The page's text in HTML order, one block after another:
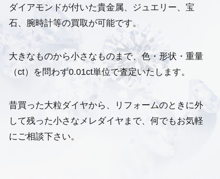
ダイアモンドが付いた貴金属、ジュエリー、宝
石、腕時計等の買取が可能です。
大きなものから小さなものまで、色・形状・重量
（ct）を問わず0.01ct単位で査定いたします。
昔買った大粒ダイヤから、リフォームのときに外
して残った小さなメレダイヤまで、何でもお気軽
にご相談下さい。